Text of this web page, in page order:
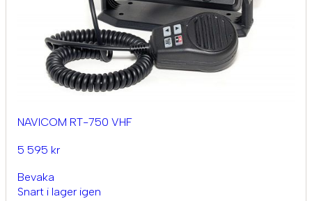
NAVICOM RT-750 VHF
5 595 kr
Bevaka
Snart i lager igen